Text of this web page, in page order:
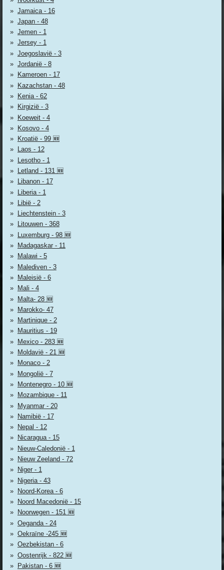
Jamaica - 16
Japan - 48
Jemen - 1
Jersey - 1
Joegoslavië - 3
Jordanië - 8
Kameroen - 17
Kazachstan - 48
Kenia - 62
Kirgizië - 3
Koeweit - 4
Kosovo - 4
Kroatië - 99 🆕
Laos - 12
Lesotho - 1
Letland - 131 🆕
Libanon - 17
Liberia - 1
Libië - 2
Liechtenstein - 3
Litouwen - 368
Luxemburg - 98 🆕
Madagaskar - 11
Malawi - 5
Malediven - 3
Maleisië - 6
Mali - 4
Malta- 28 🆕
Marokko- 47
Martinique - 2
Mauritius - 19
Mexico - 283 🆕
Moldavië - 21 🆕
Monaco - 2
Mongolië - 7
Montenegro - 10 🆕
Mozambique - 11
Myanmar - 20
Namibië - 17
Nepal - 12
Nicaragua - 15
Nieuw-Caledonië - 1
Nieuw Zeeland - 72
Niger - 1
Nigeria - 43
Noord-Korea - 6
Noord Macedonië - 15
Noorwegen - 151 🆕
Oeganda - 24
Oekraïne -245 🆕
Oezbekistan - 6
Oostenrijk - 822 🆕
Pakistan - 6 🆕